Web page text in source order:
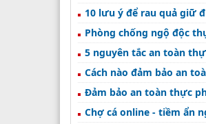
10 lưu ý để rau quả giữ
Phòng chống ngộ độc
5 nguyên tắc an toàn
Cách nào đảm bảo an
Đảm bảo an toàn thực
Chợ cá online - tiềm ẩn